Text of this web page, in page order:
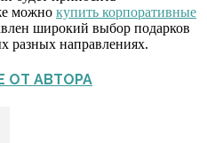
можно купить корпоративные
широкий выбор подарков
разных направлениях.
ОТ АВТОРА